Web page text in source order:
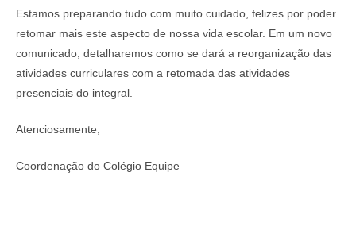
Estamos preparando tudo com muito cuidado, felizes por poder
retomar mais este aspecto de nossa vida escolar. Em um novo
comunicado, detalharemos como se dará a reorganização das
atividades curriculares com a retomada das atividades
presenciais do integral.
Atenciosamente,
Coordenação do Colégio Equipe